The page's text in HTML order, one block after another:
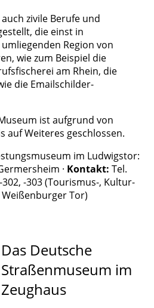
zivile Berufe und
die einst in
Region von
wie zum Beispiel die
am Rhein, die
die Emailschilder-
ist aufgrund von
auf Weiteres geschlossen.
im Ludwigstor:
· Kontakt: Tel.
302, -303 (Tourismus-, Kultur-
Tor)
Das Deutsche
Straßenmuseum im
Zeughaus